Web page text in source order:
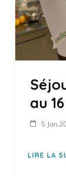
au
5
LIRE LA